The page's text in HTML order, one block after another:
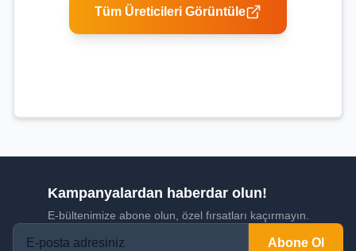
Tüm Üreticileri Görüntüle
Kampanyalardan haberdar olun!
E-bültenimize abone olun, özel fırsatları kaçırmayın.
Abone Ol